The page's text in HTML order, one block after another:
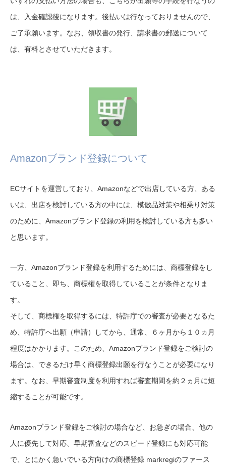
は、入金確認後になります。後払いは行なっておりませんので、
ご了承願います。なお、領収書の発行、請求書の郵送について
は、有料とさせていただきます。
Amazonブランド登録について
ECサイトを運営しており、Amazonなどで出店している方、ある
いは、出店を検討している方の中には、模倣品対策や相乗り対策
のために、Amazonブランド登録の利用を検討している方も多い
と思います。
一方、Amazonブランド登録を利用するためには、商標登録をし
ていること、即ち、商標権を取得していることが条件となりま
す。
そして、商標権を取得するには、特許庁での審査が必要となるた
め、特許庁へ出願（申請）してから、通常、６ヶ月から１０ヵ月
程度はかかります。このため、Amazonブランド登録をご検討の
場合は、できるだけ早く商標登録出願を行なうことが必要になり
ます。なお、早期審査制度を利用すれば審査期間を約２ヵ月に短
縮することが可能です。
Amazonブランド登録をご検討の場合など、お急ぎの場合、他の
人に優先して対応、早期審査などのスピード登録にも対応可能
で、とにかく急いでいる方向けの商標登録 markregiのファース